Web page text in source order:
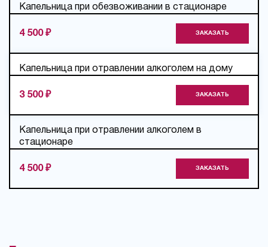
Капельница при обезвоживании в стационаре
4 500 ₽ ЗАКАЗАТЬ
Капельница при отравлении алкоголем на дому
3 500 ₽ ЗАКАЗАТЬ
Капельница при отравлении алкоголем в
стационаре
4 500 ₽ ЗАКАЗАТЬ